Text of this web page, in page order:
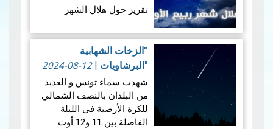
تقرير حول هلال الشهر
الهجرية 1446هـــــ
1.المعطيات الفلكية الخاصة
بهلال ربيع الأول لسنـة 1446
هجـري
"الزخات الشهابية
"البرشاويات
|
2024-08-12
شهدت سماء تونس و العديد
من البلدان بالنصف الشمالي
للكرة الأرضية في الليلة
الفاصلة بين 11 و12 أوت